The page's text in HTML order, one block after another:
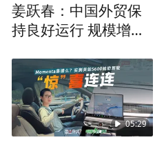
姜跃春：中国外贸保
持良好运行 规模增速
05:29